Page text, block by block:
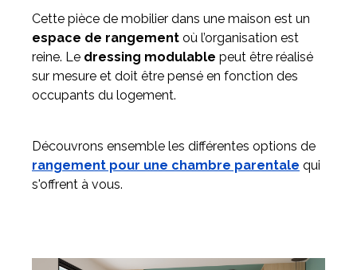
Cette pièce de mobilier dans une maison est un
espace de rangement où l’organisation est
reine. Le dressing modulable peut être réalisé
sur mesure et doit être pensé en fonction des
occupants du logement.
Découvrons ensemble les différentes options de
rangement pour une chambre parentale qui
s'offrent à vous.